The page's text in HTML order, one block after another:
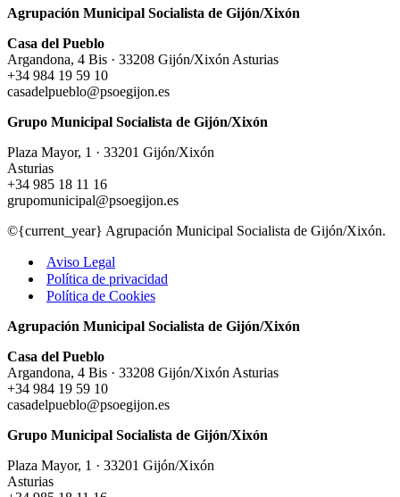
pide
de
Moriyón
“un
social
vivienda”
Agrupación Municipal Socialista de Gijón/Xixón
Casa del Pueblo
Argandona, 4 Bis · 33208 Gijón/Xixón Asturias
+34 984 19 59 10
casadelpueblo@psoegijon.es
Grupo Municipal Socialista de Gijón/Xixón
Plaza Mayor, 1 · 33201 Gijón/Xixón
Asturias
+34 985 18 11 16
grupomunicipal@psoegijon.es
©{current_year} Agrupación Municipal Socialista de Gijón/Xixón.
Aviso Legal
Política de privacidad
Política de Cookies
Agrupación Municipal Socialista de Gijón/Xixón
Casa del Pueblo
Argandona, 4 Bis · 33208 Gijón/Xixón Asturias
+34 984 19 59 10
casadelpueblo@psoegijon.es
Grupo Municipal Socialista de Gijón/Xixón
Plaza Mayor, 1 · 33201 Gijón/Xixón
Asturias